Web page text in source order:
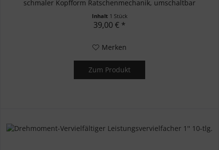
schmaler Kopfform Ratschenmechanik, umschaltbar
Inhalt 1 Stück
39,00 € *
Merken
Zum Produkt